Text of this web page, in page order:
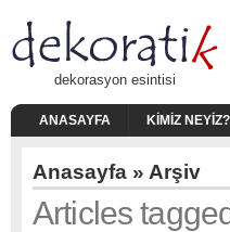
dekorasyon esintisi
ANASAYFA KIMIZ NEYIZ?
Anasayfa » Arşiv
Articles